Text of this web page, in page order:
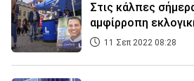
Στις κάλπες
αμφίρροπη
11 Σεπ 2022 08:28